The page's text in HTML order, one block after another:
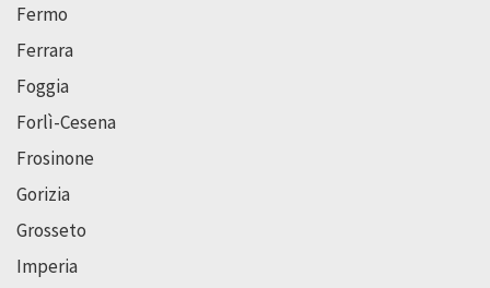
Fermo
Ferrara
Foggia
Forlì-Cesena
Frosinone
Gorizia
Grosseto
Imperia